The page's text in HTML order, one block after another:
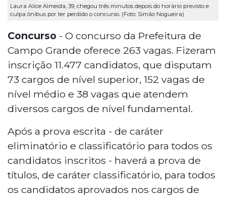
Laura Alice Almeida, 39, chegou três minutos depois do horário previsto e
culpa ônibus por ter perdido o concurso. (Foto: Simão Nogueira)
Concurso - O concurso da Prefeitura de
Campo Grande oferece 263 vagas. Fizeram
inscrição 11.477 candidatos, que disputam
73 cargos de nível superior, 152 vagas de
nível médio e 38 vagas que atendem
diversos cargos de nível fundamental.
Após a prova escrita - de caráter
eliminatório e classificatório para todos os
candidatos inscritos - haverá a prova de
títulos, de caráter classificatório, para todos
os candidatos aprovados nos cargos de